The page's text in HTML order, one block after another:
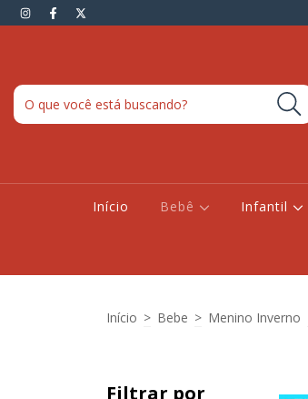
Início Bebê Infantil
Início > Bebe > Menino Inverno
Filtrar por